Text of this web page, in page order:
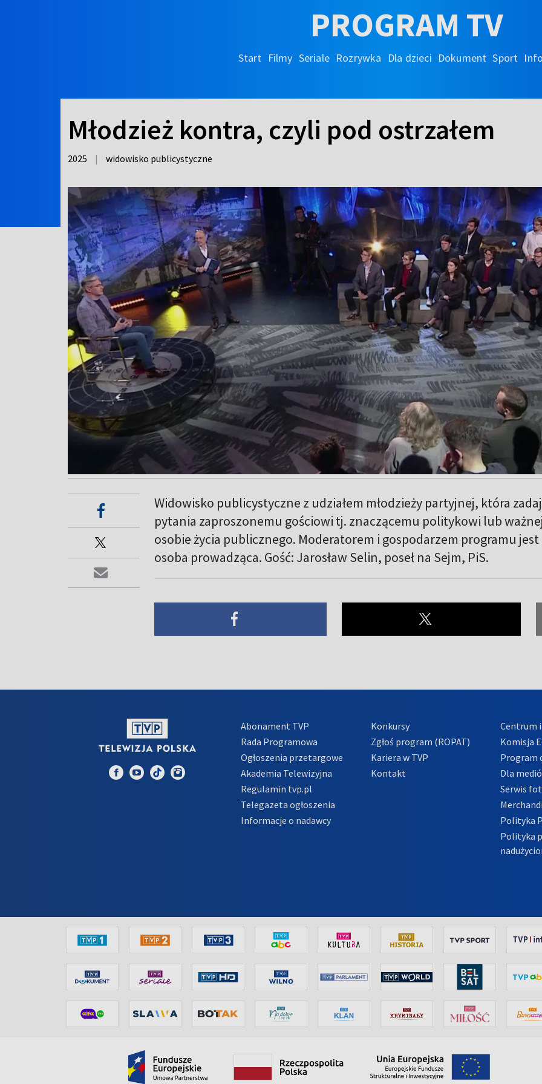
PROGRAM TV
Start Filmy Seriale Rozrywka Dla dzieci Dokument Sport
Młodzież kontra, czyli pod ostrzałem
2025 | widowisko publicystyczne
Widowisko publicystyczne z udziałem młodzieży partyjnej, która
pytania zaproszonemu gościowi tj. znaczącemu politykowi lub
osobie życia publicznego. Moderatorem i gospodarzem programu jest
osoba prowadząca. Gość: Jarosław Selin, poseł na Sejm, PiS.
Abonament TVP
Rada Programowa
Ogłoszenia przetargowe
Akademia Telewizyjna
Regulamin tvp.pl
Telegazeta ogłoszenia
Informacje o nadawcy
Konkursy
Zgłoś program (ROPAT)
Kariera w TVP
Kontakt
Centrum
Komisja
Program
Dla
Serwis
Polityka
Polityka